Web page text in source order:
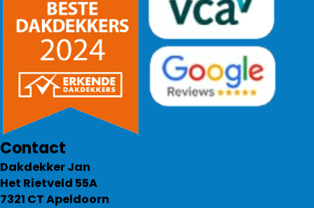
Contact
Dakdekker Jan
Het Rietveld 55A
7321 CT Apeldoorn